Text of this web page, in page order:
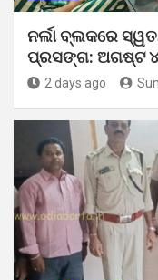
ନର୍ଲା ବ୍ଲକରେ
ପ୍ରସଙ୍ଗ: ଅଗଷ୍ଟ
2 days ago